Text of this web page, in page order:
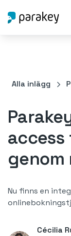
Alla inlägg
Nu finns en
Cécilia